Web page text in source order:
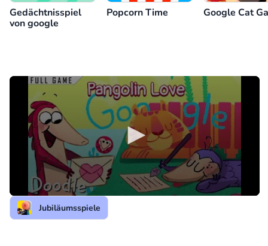
Gedächtnisspiel
von google
Popcorn Time Google Cat
Jubiläumsspiele